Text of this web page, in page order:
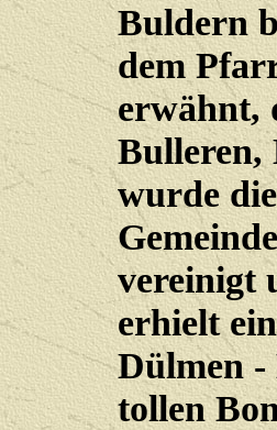
Buldern
dem
erwähnt,
Bulleren,
wurde
vereinigt
erhielt
Dülmen
tollen